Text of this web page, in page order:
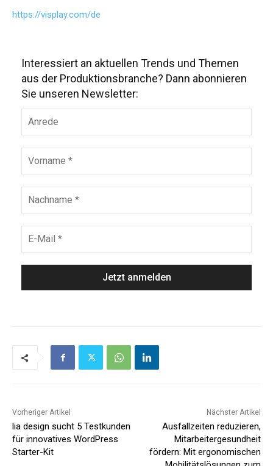
https://visplay.com/de
Interessiert an aktuellen Trends und Themen
aus der Produktionsbranche? Dann abonnieren
Sie unseren Newsletter:
Vorheriger Artikel
lia design sucht 5 Testkunden
für innovatives WordPress
Starter-Kit
Nächster Artikel
Ausfallzeiten reduzieren,
Mitarbeitergesundheit
fördern: Mit ergonomischen